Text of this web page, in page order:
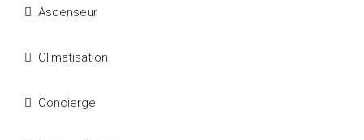
Ascenseur
Climatisation
Concierge